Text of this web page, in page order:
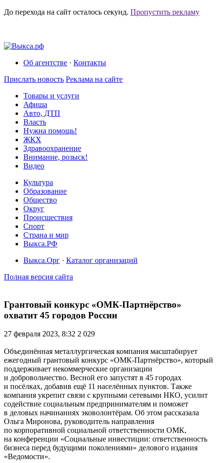
До перехода на сайт осталось секунд. Пропустить рекламу
Об агентстве · Контакты
Прислать новость Реклама на сайте
Товары и услуги
Афиша
Авто, ДТП
Власть
Нужна помощь!
ЖКХ
Здравоохранение
Внимание, розыск!
Видео
Культура
Образование
Общество
Округ
Происшествия
Спорт
Страна и мир
Выкса.РФ
Выкса.Орг · Каталог организаций
Полная версия сайта
Грантовый конкурс «ОМК-Партнёрство»
охватит 45 городов России
27 февраля 2023, 8:32 2 029
Объединённая металлургическая компания масштабирует
ежегодный грантовый конкурс «ОМК-Партнёрство», который
поддерживает некоммерческие организации
и добровольчество. Весной его запустят в 45 городах
и посёлках, добавив ещё 11 населённых пунктов. Также
компания укрепит связи с крупными сетевыми НКО, усилит
содействие социальным предпринимателям и поможет
в деловых начинаниях эковолонтёрам. Об этом рассказала
Ольга Миронова, руководитель направления
по корпоративной социальной ответственности ОМК,
на конференции «Социальные инвестиции: ответственность
бизнеса перед будущими поколениями» делового издания
«Ведомости».